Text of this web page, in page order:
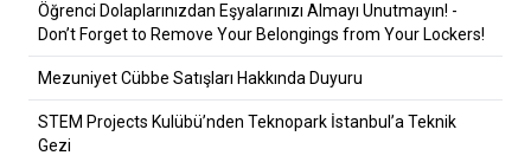
Öğrenci Dolaplarınızdan Eşyalarınızı Almayı Unutmayın! -
Don’t Forget to Remove Your Belongings from Your Lockers!
Mezuniyet Cübbe Satışları Hakkında Duyuru
STEM Projects Kulübü’nden Teknopark İstanbul’a Teknik
Gezi